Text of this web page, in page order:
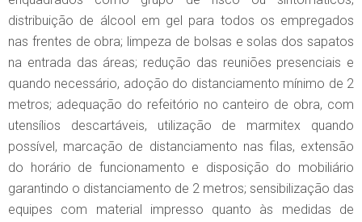
distribuição de álcool em gel para todos os empregados
nas frentes de obra; limpeza de bolsas e solas dos sapatos
na entrada das áreas; redução das reuniões presenciais e
quando necessário, adoção do distanciamento mínimo de 2
metros; adequação do refeitório no canteiro de obra, com
utensílios descartáveis, utilização de marmitex quando
possível, marcação de distanciamento nas filas, extensão
do horário de funcionamento e disposição do mobiliário
garantindo o distanciamento de 2 metros; sensibilização das
equipes com material impresso quanto às medidas de